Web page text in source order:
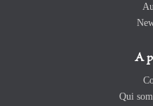
A
Qui